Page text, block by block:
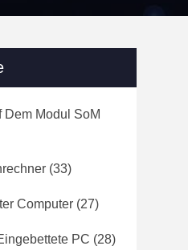
Dem Modul SoM
(33)
Computer (27)
PC (28)